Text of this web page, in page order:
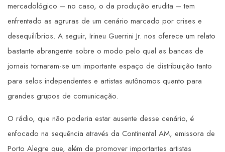
mercadológico – no caso, o da produção erudita – tem
enfrentado as agruras de um cenário marcado por crises e
desequilíbrios. A seguir, Irineu Guerrini Jr. nos oferece um relato
bastante abrangente sobre o modo pelo qual as bancas de
jornais tornaram-se um importante espaço de distribuição tanto
para selos independentes e artistas autônomos quanto para
grandes grupos de comunicação.
O rádio, que não poderia estar ausente desse cenário, é
enfocado na sequência através da Continental AM, emissora de
Porto Alegre que, além de promover importantes artistas